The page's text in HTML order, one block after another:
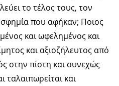
το τέλος τους, τον
που αφήκαν; Ποιος
και ωφελημένος και
και αξιοζήλευτος από
στην πίστη και συνεχώς
ταλαιπωρείται και